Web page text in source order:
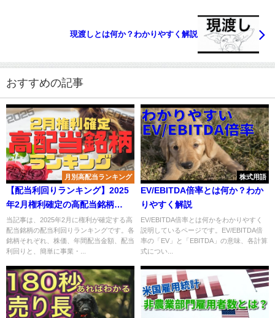
現渡しとは何か？わかりやすく解説
おすすめの記事
月別高配当ランキング
【配当利回りランキング】2025
年2月権利確定の高配当銘柄
TOP15
当記事は、2025年2月に権利が確定する高
配当銘柄の配当利回りランキングです。各
銘柄それぞれ、株価、年間配当金額、配当
利回りと、簡単に事業・...
株式用語
EV/EBITDA倍率とは何か？わか
りやすく解説
EV/EBITDA倍率とは何かをわかりやすく
説明しているページです。EV/EBITDA倍
率の「EV」と「EBITDA」の意味、各計算
式につい...